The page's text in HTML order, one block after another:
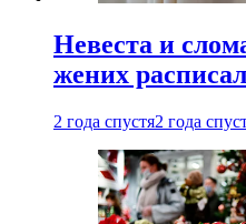
Невеста и
жених
2 года спустя2 года